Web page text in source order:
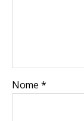
Nome *